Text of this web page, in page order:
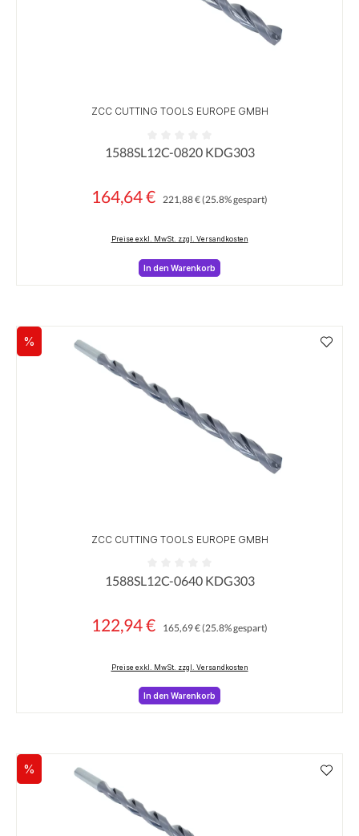
ZCC CUTTING TOOLS EUROPE GMBH
Durchschnittliche Bewertung von 0 von 5 Sternen
1588SL12C-0820 KDG303
Verkaufspreis:
164,64 € 221,88 €(25.8% gespart)
Preise exkl. MwSt. zzgl. Versandkosten
In den Warenkorb
Rabatt
%
ZCC CUTTING TOOLS EUROPE GMBH
Durchschnittliche Bewertung von 0 von 5 Sternen
1588SL12C-0640 KDG303
Verkaufspreis:
122,94 € 165,69 €(25.8% gespart)
Preise exkl. MwSt. zzgl. Versandkosten
In den Warenkorb
Rabatt
%